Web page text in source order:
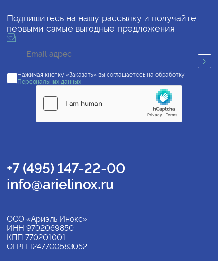
Подпишитесь на нашу рассылку и получайте
первыми самые выгодные предложения
Нажимая кнопку «Заказать» вы соглашаетесь на обработку
Персональных данных
+7 (495) 147-22-00
info@arielinox.ru
ООО «Ариэль Инокс»
ИНН 9702069850
КПП 770201001
ОГРН 1247700583052